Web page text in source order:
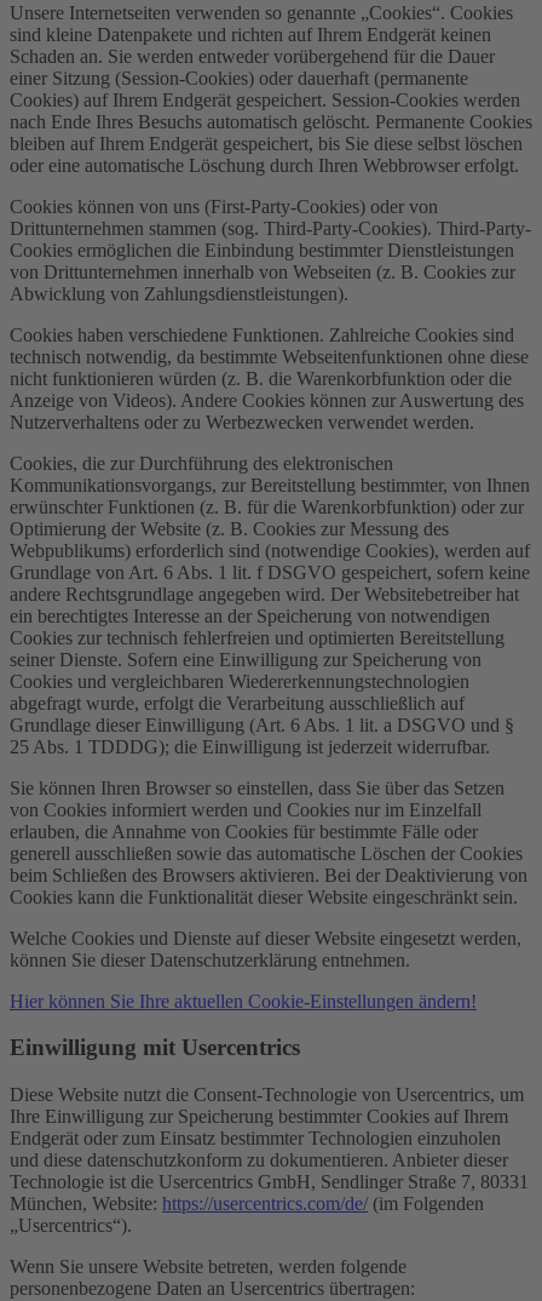
Unsere Internetseiten verwenden so genannte „Cookies“. Cookies
sind kleine Datenpakete und richten auf Ihrem Endgerät keinen
Schaden an. Sie werden entweder vorübergehend für die Dauer
einer Sitzung (Session-Cookies) oder dauerhaft (permanente
Cookies) auf Ihrem Endgerät gespeichert. Session-Cookies werden
nach Ende Ihres Besuchs automatisch gelöscht. Permanente Cookies
bleiben auf Ihrem Endgerät gespeichert, bis Sie diese selbst löschen
oder eine automatische Löschung durch Ihren Webbrowser erfolgt.
Cookies können von uns (First-Party-Cookies) oder von
Drittunternehmen stammen (sog. Third-Party-Cookies). Third-Party-
Cookies ermöglichen die Einbindung bestimmter Dienstleistungen
von Drittunternehmen innerhalb von Webseiten (z. B. Cookies zur
Abwicklung von Zahlungsdienstleistungen).
Cookies haben verschiedene Funktionen. Zahlreiche Cookies sind
technisch notwendig, da bestimmte Webseitenfunktionen ohne diese
nicht funktionieren würden (z. B. die Warenkorbfunktion oder die
Anzeige von Videos). Andere Cookies können zur Auswertung des
Nutzerverhaltens oder zu Werbezwecken verwendet werden.
Cookies, die zur Durchführung des elektronischen
Kommunikationsvorgangs, zur Bereitstellung bestimmter, von Ihnen
erwünschter Funktionen (z. B. für die Warenkorbfunktion) oder zur
Optimierung der Website (z. B. Cookies zur Messung des
Webpublikums) erforderlich sind (notwendige Cookies), werden auf
Grundlage von Art. 6 Abs. 1 lit. f DSGVO gespeichert, sofern keine
andere Rechtsgrundlage angegeben wird. Der Websitebetreiber hat
ein berechtigtes Interesse an der Speicherung von notwendigen
Cookies zur technisch fehlerfreien und optimierten Bereitstellung
seiner Dienste. Sofern eine Einwilligung zur Speicherung von
Cookies und vergleichbaren Wiedererkennungstechnologien
abgefragt wurde, erfolgt die Verarbeitung ausschließlich auf
Grundlage dieser Einwilligung (Art. 6 Abs. 1 lit. a DSGVO und §
25 Abs. 1 TDDDG); die Einwilligung ist jederzeit widerrufbar.
Sie können Ihren Browser so einstellen, dass Sie über das Setzen
von Cookies informiert werden und Cookies nur im Einzelfall
erlauben, die Annahme von Cookies für bestimmte Fälle oder
generell ausschließen sowie das automatische Löschen der Cookies
beim Schließen des Browsers aktivieren. Bei der Deaktivierung von
Cookies kann die Funktionalität dieser Website eingeschränkt sein.
Welche Cookies und Dienste auf dieser Website eingesetzt werden,
können Sie dieser Datenschutzerklärung entnehmen.
Hier können Sie Ihre aktuellen Cookie-Einstellungen ändern!
Einwilligung mit Usercentrics
Diese Website nutzt die Consent-Technologie von Usercentrics, um
Ihre Einwilligung zur Speicherung bestimmter Cookies auf Ihrem
Endgerät oder zum Einsatz bestimmter Technologien einzuholen
und diese datenschutzkonform zu dokumentieren. Anbieter dieser
Technologie ist die Usercentrics GmbH, Sendlinger Straße 7, 80331
München, Website: https://usercentrics.com/de/ (im Folgenden
„Usercentrics“).
Wenn Sie unsere Website betreten, werden folgende
personenbezogene Daten an Usercentrics übertragen: